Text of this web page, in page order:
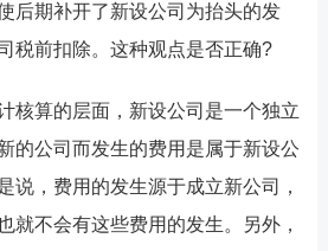
后期补开了新设公司为抬头的发
税前扣除。这种观点是否正确?
算的层面，新设公司是一个独立
的公司而发生的费用是属于新设公
说，费用的发生源于成立新公司，
就不会有这些费用的发生。另外，